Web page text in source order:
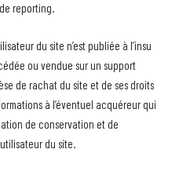
reporting.
du site n’est publiée à l’insu
ou vendue sur un support
de rachat du site et de ses droits
à l’éventuel acquéreur qui
de conservation et de
du site.